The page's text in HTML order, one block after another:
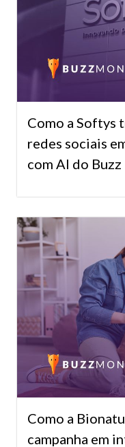
Como a Softys
redes sociais
com AI do
Como a
campanha em